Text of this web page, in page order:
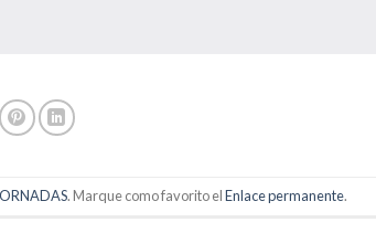
. Marque como favorito elEnlace permanente.